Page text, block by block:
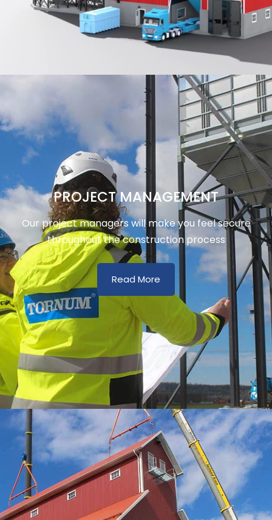
PROJECT MANAGEMENT
Our project managers will make you feel secure
throughout the construction process
Read More